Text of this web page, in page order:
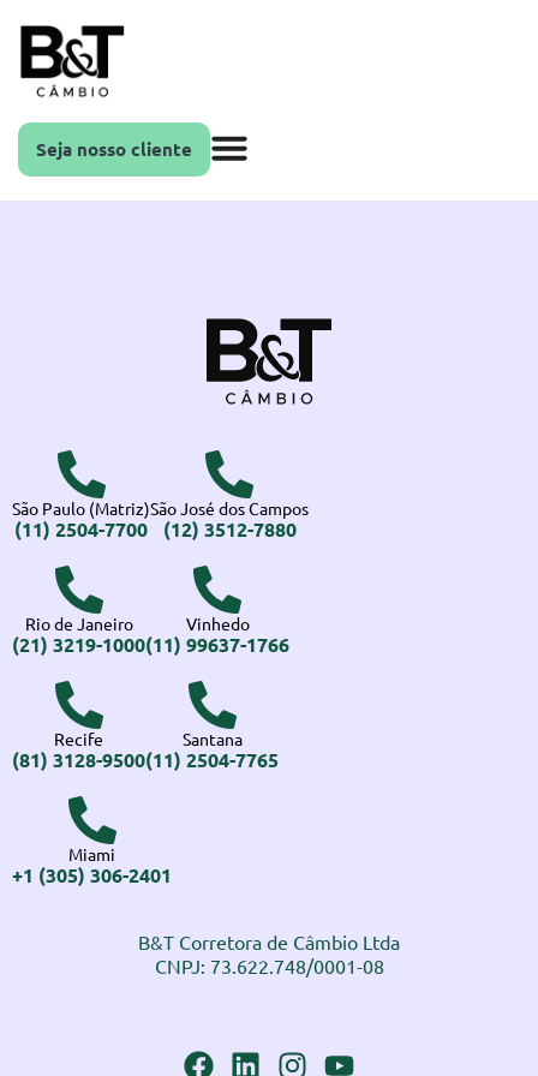
Seja nosso cliente
São Paulo (Matriz)
(11) 2504-7700
São José dos Campos
(12) 3512-7880
Rio de Janeiro
(21) 3219-1000
Vinhedo
(11) 99637-1766
Recife
(81) 3128-9500
Santana
(11) 2504-7765
Miami
+1 (305) 306-2401
B&T Corretora de Câmbio Ltda
CNPJ: 73.622.748/0001-08